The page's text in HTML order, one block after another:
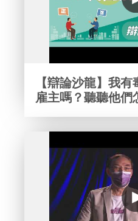
【辯論沙龍】我
雇主嗎？聽聽他們